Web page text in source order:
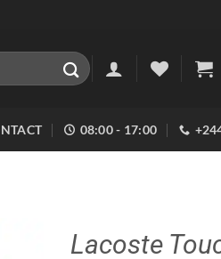
08:00 - 17:00
Lacoste